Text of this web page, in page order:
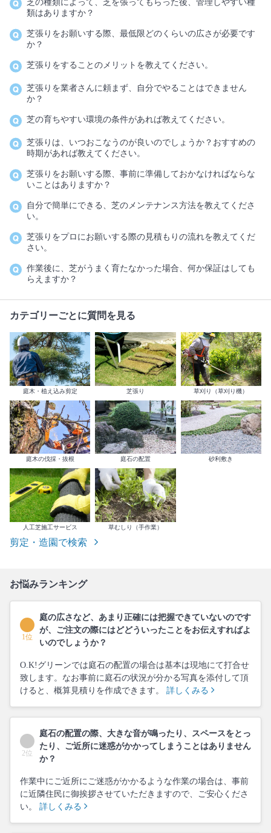
芝の種類によって、芝を張ってもらった後、管理しやすい種
類はありますか？
芝張りをお願いする際、最低限どのくらいの広さが必要です
か？
芝張りをすることのメリットを教えてください。
芝張りを業者さんに頼まず、自分でやることはできません
か？
芝の育ちやすい環境の条件があれば教えてください。
芝張りは、いつおこなうのが良いのでしょうか？おすすめの
時期があれば教えてください。
芝張りをお願いする際、事前に準備しておかなければならな
いことはありますか？
自分で簡単にできる、芝のメンテナンス方法を教えてくださ
い。
芝張りをプロにお願いする際の見積もりの流れを教えてくだ
さい。
作業後に、芝がうまく育たなかった場合、何か保証はしても
らえますか？
カテゴリーごとに質問を見る
庭木・植え込み剪定 芝張り 草刈り（草刈り機）
庭木の伐採・抜根 庭石の配置 砂利敷き
人工芝施工サービス 草むしり（手作業）
剪定・造園で検索
お悩みランキング
1位
庭の広さなど、あまり正確には把握できていないのです
が、ご注文の際にはどどういったことをお伝えすればよ
いのでしょうか？
O.K!グリーンでは庭石の配置の場合は基本は現地にて打合せ
致します。なお事前に庭石の状況が分かる写真を添付して頂
けると、概算見積りを作成できます。 詳しくみる
2位
庭石の配置の際、大きな音が鳴ったり、スペースをとっ
たり、ご近所に迷惑がかかってしまうことはありません
か？
作業中にご近所にご迷惑がかかるような作業の場合は、事前
に近隣住民に御挨拶させていただきますので、ご安心くださ
い。 詳しくみる